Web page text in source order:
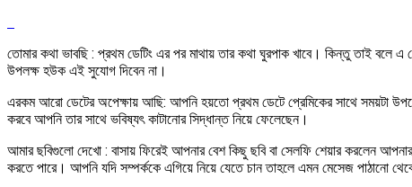
তোমার কথা ভাবছি : প্রথম ডেটিং এর পর মাথায় তার কথা ঘুরপাক খাবে। কিন্তু তাই বলে
উপলক্ষ হউক এই সুযোগ দিবেন না।
এরকম আরো ডেটের অপেক্ষায় আছি: আপনি হয়তো প্রথম ডেটে প্রেমিকের সাথে সময়টা
করবে আপনি তার সাথে ভবিষ্যৎ কাটানোর সিদ্ধান্ত নিয়ে ফেলেছেন।
আমার ছবিগুলো দেখো : বাসায় ফিরেই আপনার বেশ কিছু ছবি বা সেলফি শেয়ার করলেন
করতে পারে। আপনি যদি সম্পর্ককে এগিয়ে নিয়ে যেতে চান তাহলে এমন মেসেজ পাঠানো